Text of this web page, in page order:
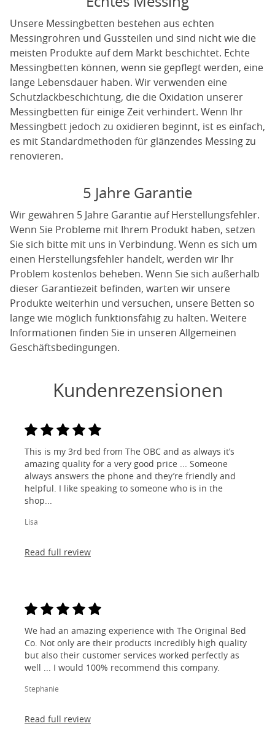
Unsere Messingbetten bestehen aus echten
Messingrohren und Gussteilen und sind nicht wie die
meisten Produkte auf dem Markt beschichtet. Echte
Messingbetten können, wenn sie gepflegt werden, eine
lange Lebensdauer haben. Wir verwenden eine
Schutzlackbeschichtung, die die Oxidation unserer
Messingbetten für einige Zeit verhindert. Wenn Ihr
Messingbett jedoch zu oxidieren beginnt, ist es einfach,
es mit Standardmethoden für glänzendes Messing zu
renovieren.
5 Jahre Garantie
Wir gewähren 5 Jahre Garantie auf Herstellungsfehler.
Wenn Sie Probleme mit Ihrem Produkt haben, setzen
Sie sich bitte mit uns in Verbindung. Wenn es sich um
einen Herstellungsfehler handelt, werden wir Ihr
Problem kostenlos beheben. Wenn Sie sich außerhalb
dieser Garantiezeit befinden, warten wir unsere
Produkte weiterhin und versuchen, unsere Betten so
lange wie möglich funktionsfähig zu halten. Weitere
Informationen finden Sie in unseren Allgemeinen
Geschäftsbedingungen.
Kundenrezensionen
This is my 3rd bed from The OBC and as always it’s
amazing quality for a very good price ... Someone
always answers the phone and they’re friendly and
helpful. I like speaking to someone who is in the
shop...
Lisa
Read full review
We had an amazing experience with The Original Bed
Co. Not only are their products incredibly high quality
but also their customer services worked perfectly as
well ... I would 100% recommend this company.
Stephanie
Read full review